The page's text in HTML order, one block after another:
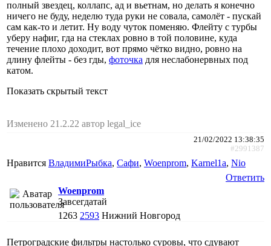
полный звездец, коллапс, ад и вьетнам, но делать я конечно
ничего не буду, неделю туда руки не совала, самолёт - пускай
сам как-то и летит. Ну воду чуток поменяю. Флейту с турбы
уберу нафиг, гда на стеклах ровно в той половине, куда
течение плохо доходит, вот прямо чётко видно, ровно на
длину флейты - без гды, фоточка для неслабонервных под
катом.
Показать скрытый текст
Изменено 21.2.22 автор legal_ice
21/02/2022 13:38:35
#2991387
Нравится ВладимиРыбка, Сафи, Woenprom, Karnel1a, Nio
Ответить
Woenprom
Завсегдатай
1263 2593 Нижний Новгород
Петроградские фильтры настолько суровы, что сдувают